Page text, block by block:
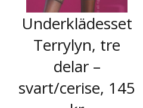
Underklädesset
Terrylyn, tre
delar –
svart/cerise, 145